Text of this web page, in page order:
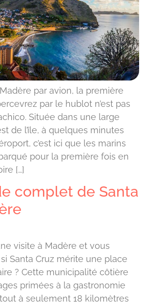
par avion, la première
par le hublot n’est pas
Située dans une large
de l’île, à quelques minutes
c’est ici que les marins
pour la première fois en
[…]
complet de Santa
visite à Madère et vous
Santa Cruz mérite une place
? Cette municipalité côtière
primées à la gastronomie
à seulement 18 kilomètres